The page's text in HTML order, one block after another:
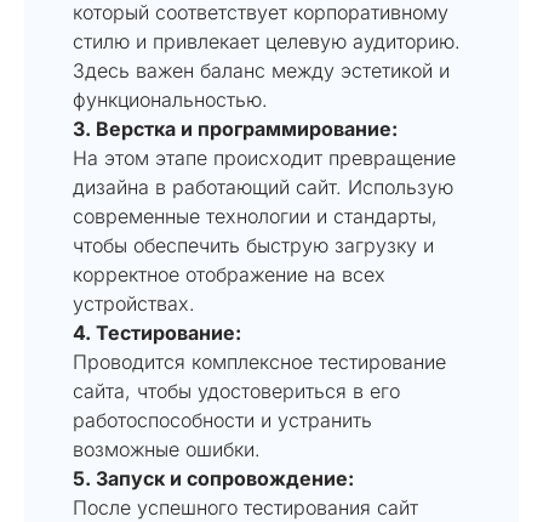
который соответствует корпоративному
стилю и привлекает целевую аудиторию.
Здесь важен баланс между эстетикой и
функциональностью.
3. Верстка и программирование:
На этом этапе происходит превращение
дизайна в работающий сайт. Использую
современные технологии и стандарты,
чтобы обеспечить быструю загрузку и
корректное отображение на всех
устройствах.
4. Тестирование:
Проводится комплексное тестирование
сайта, чтобы удостовериться в его
работоспособности и устранить
возможные ошибки.
5. Запуск и сопровождение:
После успешного тестирования сайт